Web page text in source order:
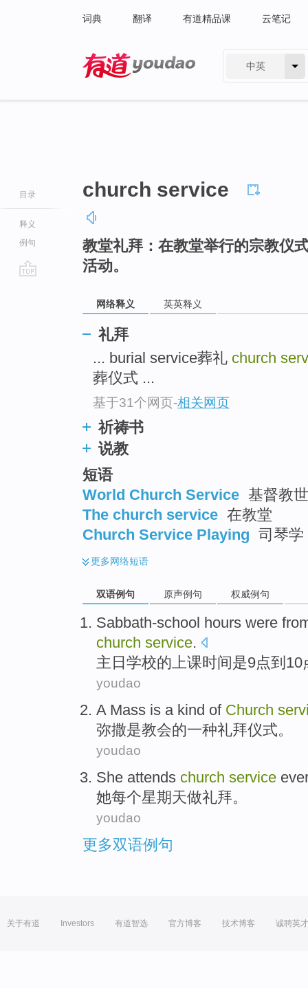
词典 翻译 有道精品课 云笔记
中英
目录
释义
例句
church service
教堂礼拜：在教堂举行的宗教仪
活动。
网络释义 英英释义
礼拜
... burial service葬礼 church
葬仪式 ...
基于31个网页-相关网页
祈祷书
说教
短语
World Church Service 基督教
The church service 在教堂
Church Service Playing 司琴学
更多网络短语
双语例句 原声例句 权威例句
Sabbath-school hours were
church service.
主 日学校的上课时间是9点到 10
youdao
A Mass is a kind of Church
弥撒是教会的一种礼拜仪式。
youdao
She attends church service
她每个星期天做礼拜。
youdao
更多双语例句
关于有道 Investors 有道智选 官方博客 技术博客 诚聘英才